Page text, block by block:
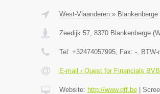
West-Vlaanderen» Blankenberge|
Zeedijk 57, 8370 Blankenberge(
Tel: +32474057995, Fax: -, BTW-
E-mail › Quest for Financials
Website: http://www.qff.be|